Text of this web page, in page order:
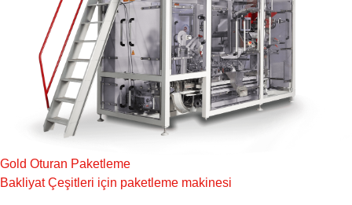
Gold Oturan Paketleme
Bakliyat Çeşitleri için paketleme makinesi